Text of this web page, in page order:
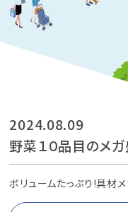
2024.08.09
野菜１０品目のメガ
ボリュームたっぷり!具材